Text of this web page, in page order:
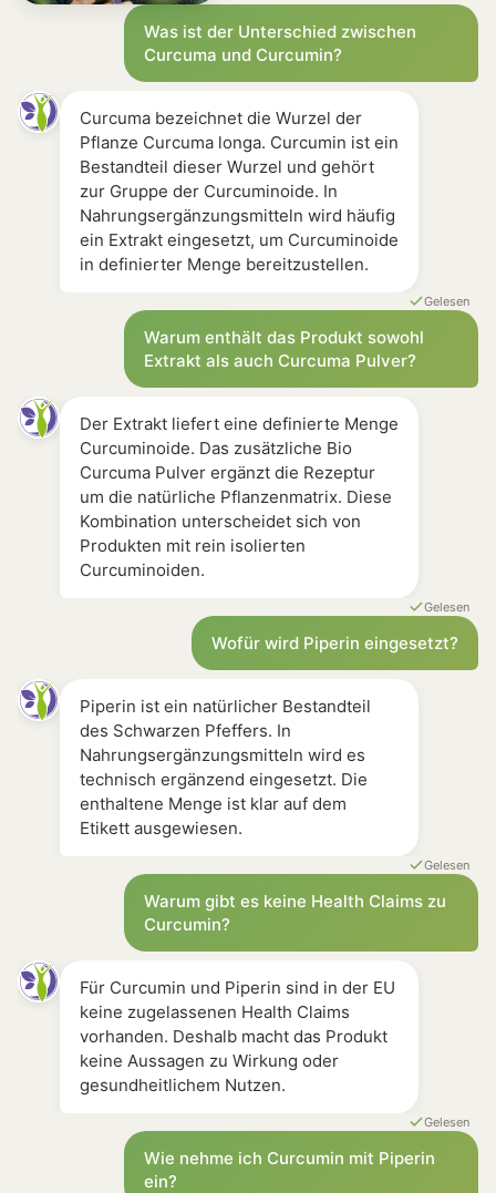
Apothekenprodukte [0] Hochwertige Rohstoffe,
Was ist der Unterschied zwischen
Curcuma und Curcumin?
Curcuma bezeichnet die Wurzel der
Pflanze Curcuma longa. Curcumin ist ein
Bestandteil dieser Wurzel und gehört
zur Gruppe der Curcuminoide. In
Nahrungsergänzungsmitteln wird häufig
ein Extrakt eingesetzt, um Curcuminoide
in definierter Menge bereitzustellen.
Gelesen
Warum enthält das Produkt sowohl
Extrakt als auch Curcuma Pulver?
Der Extrakt liefert eine definierte Menge
Curcuminoide. Das zusätzliche Bio
Curcuma Pulver ergänzt die Rezeptur
um die natürliche Pflanzenmatrix. Diese
Kombination unterscheidet sich von
Produkten mit rein isolierten
Curcuminoiden.
Gelesen
Wofür wird Piperin eingesetzt?
Piperin ist ein natürlicher Bestandteil
des Schwarzen Pfeffers. In
Nahrungsergänzungsmitteln wird es
technisch ergänzend eingesetzt. Die
enthaltene Menge ist klar auf dem
Etikett ausgewiesen.
Gelesen
Warum gibt es keine Health Claims zu
Curcumin?
Für Curcumin und Piperin sind in der EU
keine zugelassenen Health Claims
vorhanden. Deshalb macht das Produkt
keine Aussagen zu Wirkung oder
gesundheitlichem Nutzen.
Gelesen
Wie nehme ich Curcumin mit Piperin
ein?